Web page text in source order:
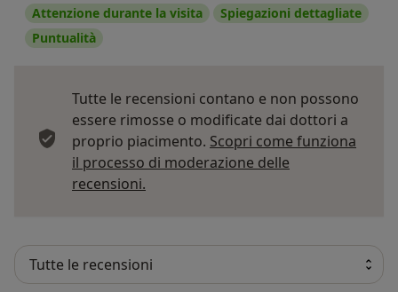
Attenzione durante la visita
Spiegazioni dettagliate
Puntualità
Tutte le recensioni contano e non possono
essere rimosse o modificate dai dottori a
proprio piacimento. Scopri come funziona
il processo di moderazione delle
recensioni.